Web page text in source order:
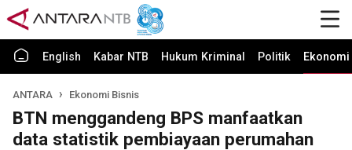
English Kabar NTB Hukum Kriminal Politik
ANTARA Ekonomi Bisnis
BTN menggandeng BPS manfaatkan
data statistik pembiayaan perumahan